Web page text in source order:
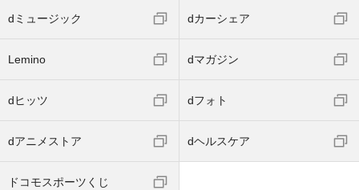
dミュージック dカーシェア
Lemino dマガジン
dヒッツ dフォト
dアニメストア dヘルスケア
ドコモスポーツくじ